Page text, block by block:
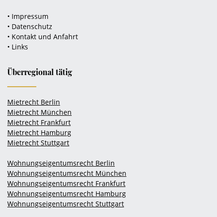
• Impressum
• Datenschutz
• Kontakt und Anfahrt
• Links
Überregional tätig
Mietrecht Berlin
Mietrecht München
Mietrecht Frankfurt
Mietrecht Hamburg
Mietrecht Stuttgart
Wohnungseigentumsrecht Berlin
Wohnungseigentumsrecht München
Wohnungseigentumsrecht Frankfurt
Wohnungseigentumsrecht Hamburg
Wohnungseigentumsrecht Stuttgart